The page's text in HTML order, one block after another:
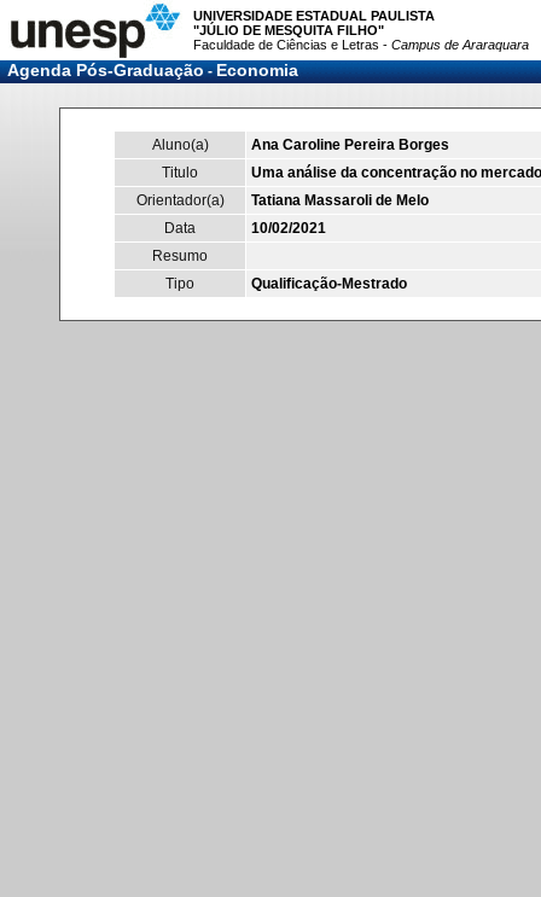
UNIVERSIDADE ESTADUAL PAULISTA
"JÚLIO DE MESQUITA FILHO"
Faculdade de Ciências e Letras - Campus de Araraquara
Agenda Pós-Graduação-Economia
Aluno(a)
Ana Caroline Pereira Borges
Titulo
Uma análise da concentração no
Orientador(a)
Tatiana Massaroli de Melo
Data
10/02/2021
Resumo
Tipo
Qualificação-Mestrado